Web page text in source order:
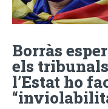
Borràs
els
l’Estat ho